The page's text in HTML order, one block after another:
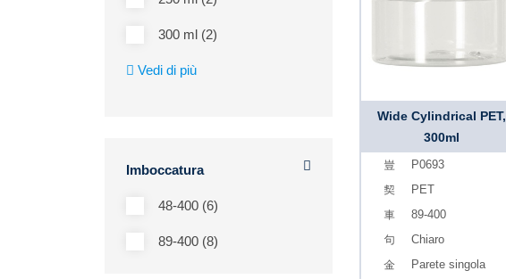
300 ml (2)
Vedi di più
Imboccatura
48-400 (6)
89-400 (8)
Wide Cylindrical PET,
300ml
P0693
PET
89-400
Chiaro
Parete singola